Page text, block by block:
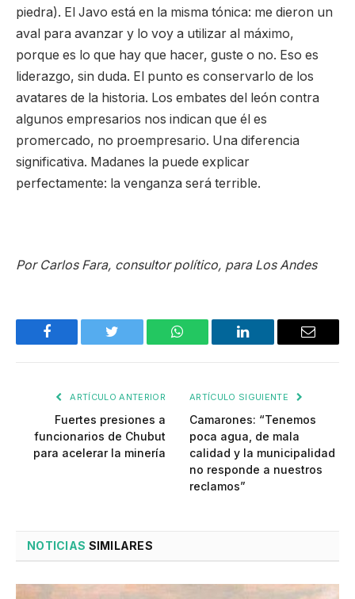
piedra). El Javo está en la misma tónica: me dieron un
aval para avanzar y lo voy a utilizar al máximo,
porque es lo que hay que hacer, guste o no. Eso es
liderazgo, sin duda. El punto es conservarlo de los
avatares de la historia. Los embates del león contra
algunos empresarios nos indican que él es
promercado, no proempresario. Una diferencia
significativa. Madanes la puede explicar
perfectamente: la venganza será terrible.
Por Carlos Fara, consultor político, para Los Andes
Facebook Twitter WhatsApp LinkedIn Email
ARTÍCULO ANTERIOR
Fuertes presiones a
funcionarios de Chubut
para acelerar la minería
ARTÍCULO SIGUIENTE
Camarones: “Tenemos
poca agua, de mala
calidad y la municipalidad
no responde a nuestros
reclamos”
NOTICIAS SIMILARES